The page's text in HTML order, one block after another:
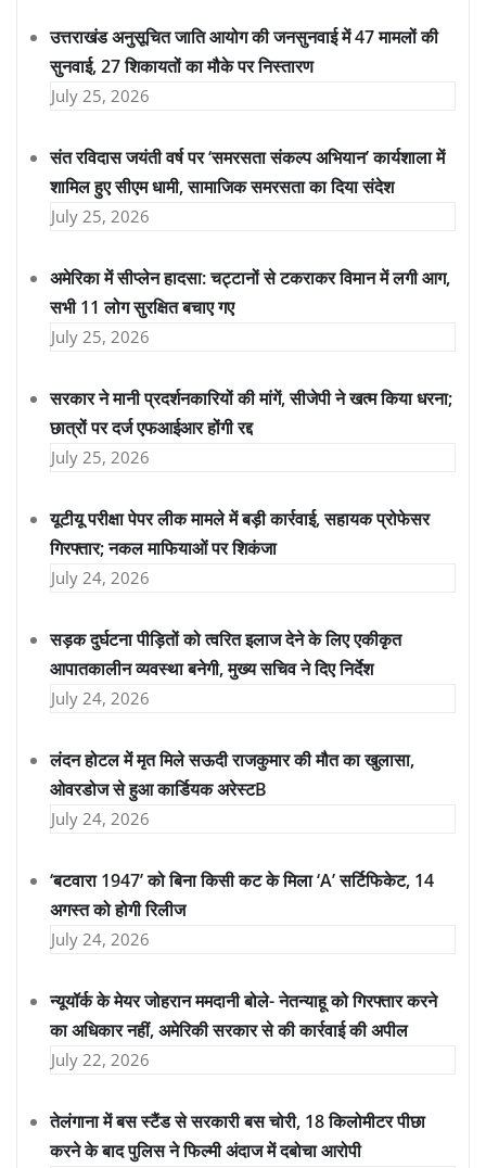
उत्तराखंड अनुसूचित जाति आयोग की जनसुनवाई में 47 मामलों की
सुनवाई, 27 शिकायतों का मौके पर निस्तारण
July 25, 2026
संत रविदास जयंती वर्ष पर ‘समरसता संकल्प अभियान’ कार्यशाला में
शामिल हुए सीएम धामी, सामाजिक समरसता का दिया संदेश
July 25, 2026
अमेरिका में सीप्लेन हादसा: चट्टानों से टकराकर विमान में लगी आग,
सभी 11 लोग सुरक्षित बचाए गए
July 25, 2026
सरकार ने मानी प्रदर्शनकारियों की मांगें, सीजेपी ने खत्म किया धरना;
छात्रों पर दर्ज एफआईआर होंगी रद्द
July 25, 2026
यूटीयू परीक्षा पेपर लीक मामले में बड़ी कार्रवाई, सहायक प्रोफेसर
गिरफ्तार; नकल माफियाओं पर शिकंजा
July 24, 2026
सड़क दुर्घटना पीड़ितों को त्वरित इलाज देने के लिए एकीकृत
आपातकालीन व्यवस्था बनेगी, मुख्य सचिव ने दिए निर्देश
July 24, 2026
लंदन होटल में मृत मिले सऊदी राजकुमार की मौत का खुलासा,
ओवरडोज से हुआ कार्डियक अरेस्टB
July 24, 2026
‘बटवारा 1947’ को बिना किसी कट के मिला ‘A’ सर्टिफिकेट, 14
अगस्त को होगी रिलीज
July 24, 2026
न्यूयॉर्क के मेयर जोहरान ममदानी बोले- नेतन्याहू को गिरफ्तार करने
का अधिकार नहीं, अमेरिकी सरकार से की कार्रवाई की अपील
July 22, 2026
तेलंगाना में बस स्टैंड से सरकारी बस चोरी, 18 किलोमीटर पीछा
करने के बाद पुलिस ने फिल्मी अंदाज में दबोचा आरोपी